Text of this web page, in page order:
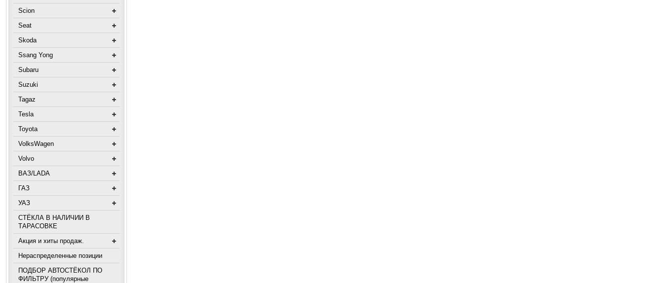
Scion
Seat
Skoda
Ssang Yong
Subaru
Suzuki
Tagaz
Tesla
Toyota
VolksWagen
Volvo
ВАЗ/LADA
ГАЗ
УАЗ
СТЁКЛА В НАЛИЧИИ В
ТАРАСОВКЕ
Акция и хиты продаж.
Нераспределенные позиции
ПОДБОР АВТОСТЁКОЛ ПО
ФИЛЬТРУ (популярные